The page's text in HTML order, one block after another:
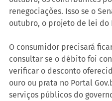
renegociações. Isso se o
outubro, o projeto de lei do
O consumidor precisará
consultar se o débito foi
verificar o desconto
ouro ou prata no Portal
serviços públicos do